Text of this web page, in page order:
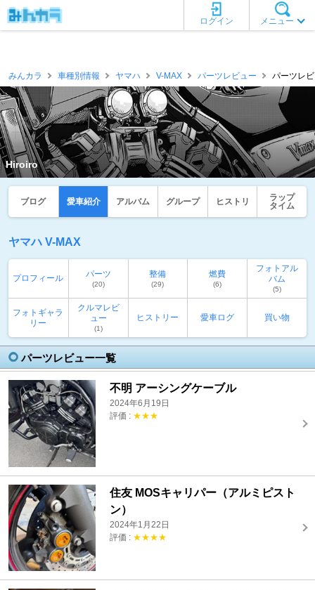
メニュー
ログイン
みんカラ 車種別情報 ヤマハ V-MAX パーツレビュー パーツレ
Hiroiro
ブログ 愛車紹介 アルバム グループ ヒストリ
ラップ
タイム
ヤマハ V-MAX
プロフィール パーツ
(20)
整備
(29)
燃費
(6)
フォトアル
バム
(5)
フォトギャラ
リー
クルマレビ
ュー
(1)
ヒストリー 愛車ログ 買い物
パーツレビュー一覧
不明 アーシングケーブル
2024年6月19日
評価 : ★★★
住友 MOSキャリパー（アルミピスト
ン）
2024年1月22日
評価 : ★★★★